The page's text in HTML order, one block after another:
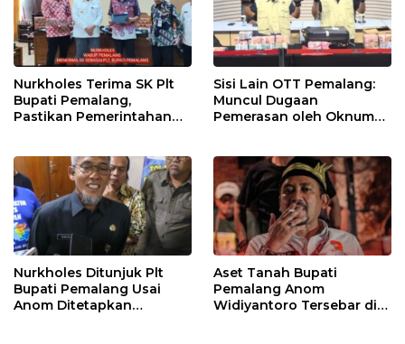
Nurkholes Terima SK Plt
Bupati Pemalang,
Pastikan Pemerintahan
Sisi Lain OTT Pemalang:
Muncul Dugaan
Pemerasan oleh Oknum
Nurkholes Ditunjuk Plt
Bupati Pemalang Usai
Anom Ditetapkan
Aset Tanah Bupati
Pemalang Anom
Widiyantoro Tersebar di